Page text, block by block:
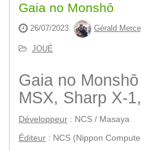
Gaia no Monshō
26/07/2023 Gérald
JOUÉ
Gaia no
MSX, Sharp X-
Développeur : NCS / Masaya
Éditeur : NCS (Nippon